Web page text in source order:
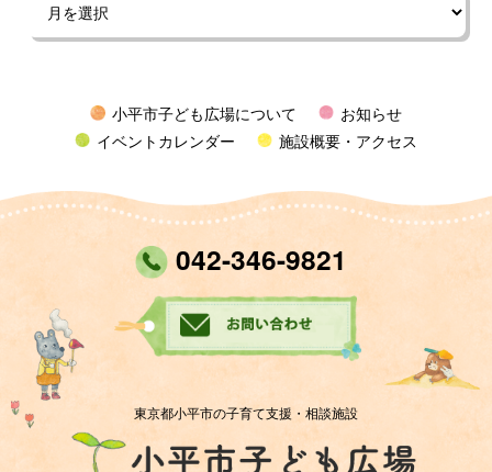
小平市子ども広場について
お知らせ
イベントカレンダー
施設概要・アクセス
042-346-9821
東京都小平市の子育て支援・相談施設